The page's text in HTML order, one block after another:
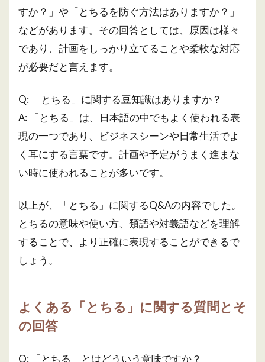
すか？」や「とちるを防ぐ方法はありますか？」
などがあります。その回答としては、原因は様々
であり、計画をしっかり立てることや柔軟な対応
が必要だと言えます。
Q: 「とちる」に関する豆知識はありますか？
A: 「とちる」は、日本語の中でもよく使われる表
現の一つであり、ビジネスシーンや日常生活でよ
く耳にする言葉です。計画や予定がうまく進まな
い時に使われることが多いです。
以上が、「とちる」に関するQ&Aの内容でした。
とちるの意味や使い方、類語や対義語などを理解
することで、より正確に表現することができるで
しょう。
よくある「とちる」に関する質問とそ
の回答
Q: 「とちる」とはどういう意味ですか？